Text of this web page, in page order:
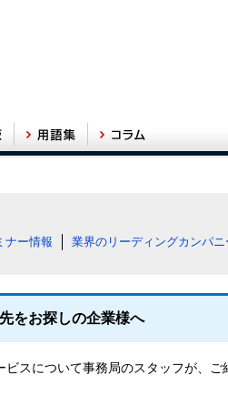
ナー情報 業界のリーディングカンパニ
をお探しの企業様へ
ビスについて事務局のスタッフが、ご